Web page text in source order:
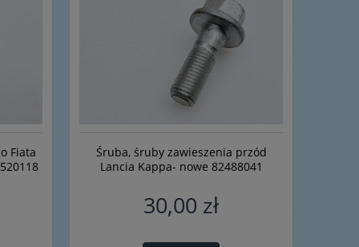
Fiata
Śruba, śruby zawieszenia przód
Lancia Kappa- nowe 82488041
30,00 zł